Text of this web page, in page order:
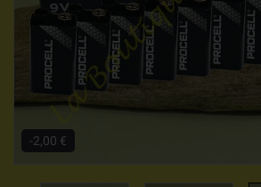
-2,00 €